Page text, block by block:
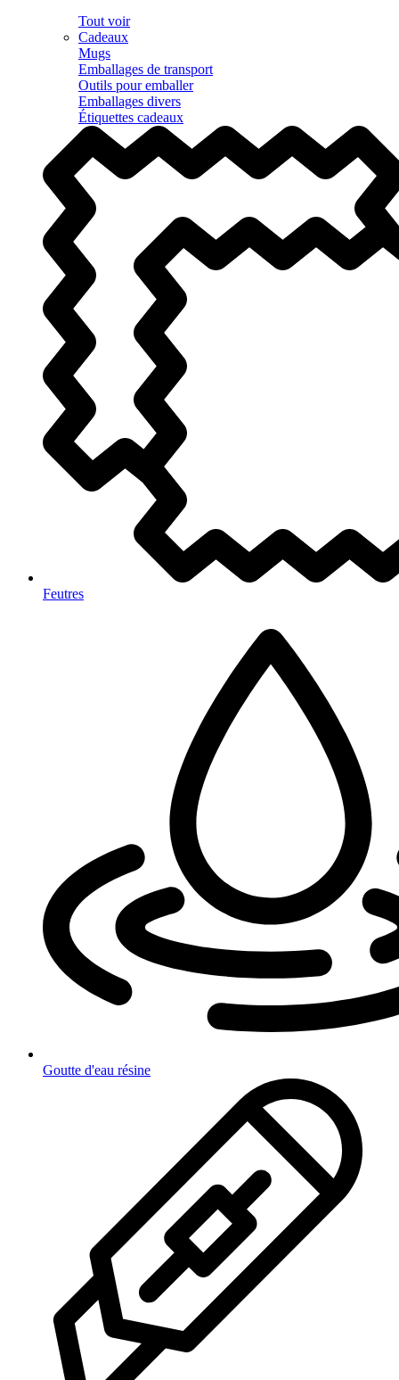
Tout voir
Cadeaux
Mugs
Emballages de transport
Outils pour emballer
Emballages divers
Étiquettes cadeaux
Feutres
Goutte d'eau résine